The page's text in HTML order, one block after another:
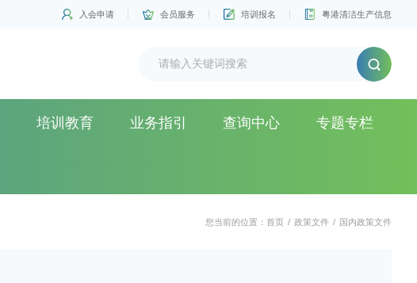
入会申请 会员服务 培训报名 粤港清洁生产信息
培训教育 业务指引 查询中心 专题专栏
您当前的位置： 首页 / 政策文件 / 国内政策文件